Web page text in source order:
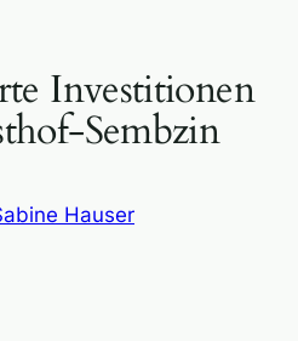
Investitionen
Sembzin
Hauser